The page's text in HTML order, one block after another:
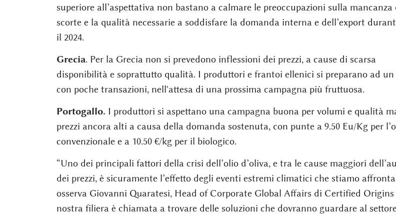
superiore all’aspettativa non bastano a calmare le preoccupazioni sulla mancanza
scorte e la qualità necessarie a soddisfare la domanda interna e dell’export
il 2024.
Grecia. Per la Grecia non si prevedono inflessioni dei prezzi, a cause di scarsa
disponibilità e soprattutto qualità. I produttori e frantoi ellenici si preparano ad un
con poche transazioni, nell'attesa di una prossima campagna più fruttuosa.
Portogallo. I produttori si aspettano una campagna buona per volumi e qualità
prezzi ancora alti a causa della domanda sostenuta, con punte a 9.50 Eu/Kg per
convenzionale e a 10.50 €/kg per il biologico.
“Uno dei principali fattori della crisi dell’olio d’oliva, e tra le cause maggiori
dei prezzi, è sicuramente l’effetto degli eventi estremi climatici che stiamo
osserva Giovanni Quaratesi, Head of Corporate Global Affairs di Certified Origins
nostra filiera è chiamata a trovare delle soluzioni che dovranno guardare al settore